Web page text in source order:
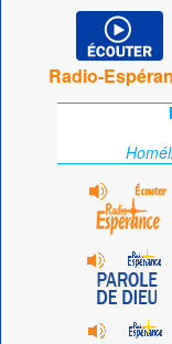
Radio-